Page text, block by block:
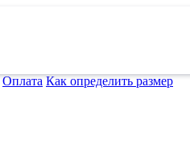
Оплата Как определить размер